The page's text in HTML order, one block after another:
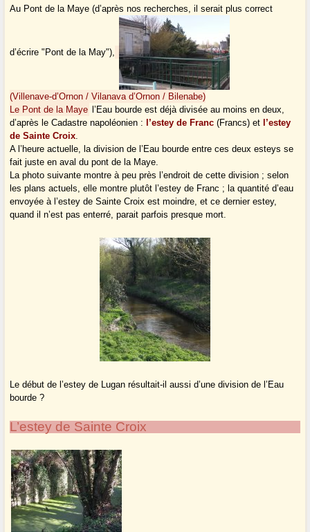
Au Pont de la Maye (d’après nos recherches, il serait plus correct
d’écrire "Pont de la May"),
(Villenave-d’Ornon / Vilanava d’Ornon / Bilenabe)
Le Pont de la Maye l’Eau bourde est déjà divisée au moins en deux,
d’après le Cadastre napoléonien : l’estey de Franc (Francs) et l’estey
de Sainte Croix.
A l’heure actuelle, la division de l’Eau bourde entre ces deux esteys se
fait juste en aval du pont de la Maye.
La photo suivante montre à peu près l’endroit de cette division ; selon
les plans actuels, elle montre plutôt l’estey de Franc ; la quantité d’eau
envoyée à l’estey de Sainte Croix est moindre, et ce dernier estey,
quand il n’est pas enterré, parait parfois presque mort.
Le début de l’estey de Lugan résultait-il aussi d’une division de l’Eau
bourde ?
L’estey de Sainte Croix